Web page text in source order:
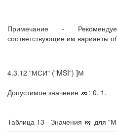
Примечание -
соответствующие им варианты
4.3.12 "МСИ" ("MSI") ]М
Допустимое значение
: 0, 1.
Таблица 13 - Значения
для